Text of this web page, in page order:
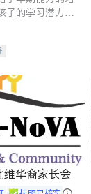
子的学习潜力和
维华裔家长会